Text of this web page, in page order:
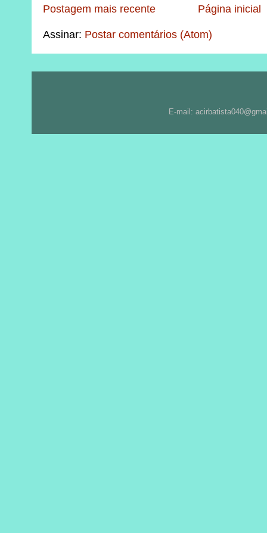
Postagem mais recente Página inicial
Assinar: Postar comentários (Atom)
E-mail: